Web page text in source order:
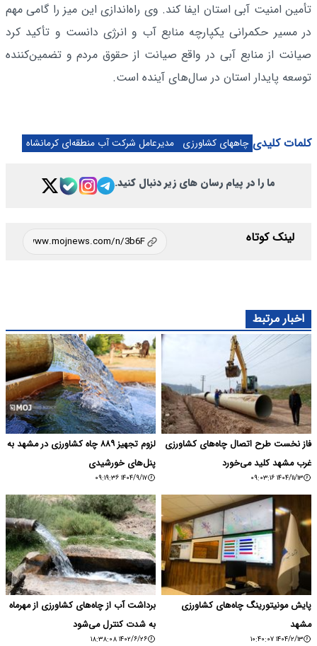
تأمین امنیت آبی استان ایفا کند. وی راه‌اندازی این میز را گامی مهم
در مسیر حکمرانی یکپارچه منابع آب و انرژی دانست و تأکید کرد
صیانت از منابع آبی در واقع صیانت از حقوق مردم و تضمین‌کننده
توسعه پایدار استان در سال‌های آینده است.
کلمات کلیدی چاههای کشاورزی مدیرعامل شرکت آب منطقه‌ای کرمانشاه
ما را در پیام رسان های زیر دنبال کنید.
لینک کوتاه
اخبار مرتبط
فاز نخست طرح اتصال چاه‌های کشاورزی
غرب مشهد کلید می‌خورد
۱۴۰۴/۱۱/۱۳ ۰۹:۰۳:۱۶
لزوم تجهیز ۸۸۹ چاه کشاورزی در مشهد به
پنل‌های خورشیدی
۱۴۰۴/۹/۱۷ ۰۹:۱۹:۳۶
پایش مونیتورینگ چاه‌های کشاورزی
مشهد
۱۴۰۴/۲/۱۳ ۱۰:۴۰:۰۷
برداشت آب از چاه‌های کشاورزی از مهرماه
به شدت کنترل می‌شود
۱۴۰۲/۶/۲۶ ۱۸:۳۸:۰۸